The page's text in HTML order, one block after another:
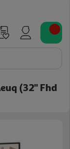
(32" Fhd